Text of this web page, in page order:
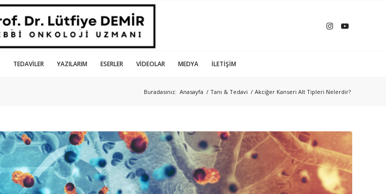
TEDAVILER YAZILARIM ESERLER VIDEOLAR MEDYA İLETIŞIM
Buradasınız: Anasayfa / Tanı & Tedavi / Akciğer Kanseri Alt Tipleri Nelerdir?